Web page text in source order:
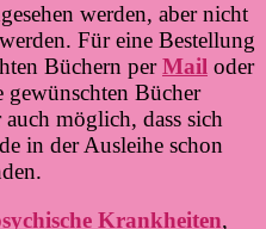
werden, aber nicht
Für eine Bestellung
Büchern perMail oder
Bücher
auch möglich, dass sich
in der Ausleihe schon
Krankheiten,